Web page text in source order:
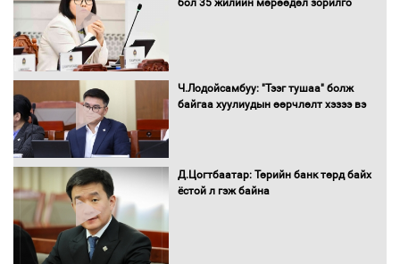
Монгол Улс “COP17”-д “Тал хээрийн
төлөвлөгөө”-гөө танилцуулна
16 төрлийн эмийг нэг эх үүсвэрээс
Ч.Лодойсамбуу: "Тээг тушаа" болж
байгаа хуулиудын өөрчлөлт хэзээ вэ
Д.Цогтбаатар: Төрийн банк төрд байх
ёстой л гэж байна